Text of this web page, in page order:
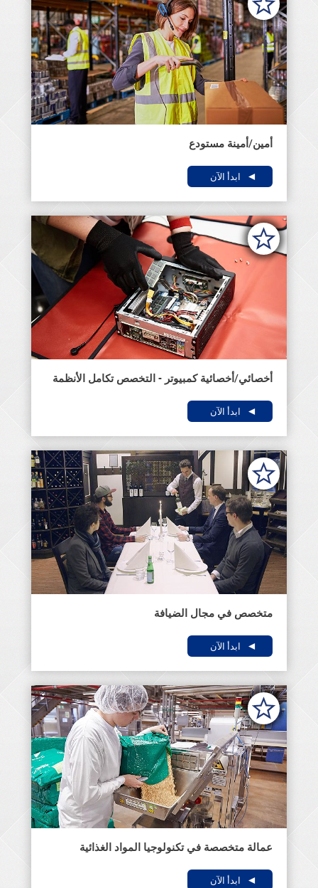
أمين/أمينة مستودع
ابدأ الآن
أخصائي/أخصائية كمبيوتر - التخصص تكامل الأنظمة
ابدأ الآن
متخصص في مجال الضيافة
ابدأ الآن
عمالة متخصصة في تكنولوجيا المواد الغذائية
ابدأ الآن